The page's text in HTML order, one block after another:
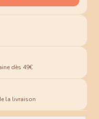
dès 49€
la livraison